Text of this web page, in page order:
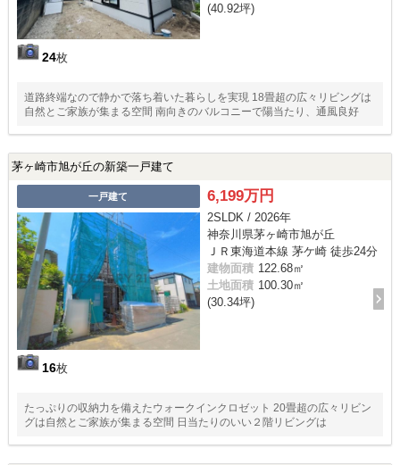
24枚
(40.92坪)
道路終端なので静かで落ち着いた暮らしを実現 18畳超の広々リビングは
自然とご家族が集まる空間 南向きのバルコニーで陽当たり、通風良好
茅ヶ崎市旭が丘の新築一戸建て
一戸建て
16枚
6,199万円
2SLDK / 2026年
神奈川県茅ヶ崎市旭が丘
ＪＲ東海道本線 茅ケ崎 徒歩24分
建物面積 122.68㎡
土地面積 100.30㎡
(30.34坪)
たっぷりの収納力を備えたウォークインクロゼット 20畳超の広々リビン
グは自然とご家族が集まる空間 日当たりのいい２階リビングは